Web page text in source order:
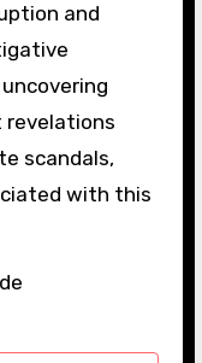
and
revelations
scandals,
with this